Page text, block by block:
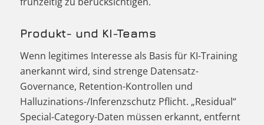
Produkt- und KI-Teams
Wenn legitimes Interesse als Basis für KI-Training
anerkannt wird, sind strenge Datensatz-
Governance, Retention-Kontrollen und
Halluzinations-/Inferenzschutz Pflicht. „Residual“
Special-Category-Daten müssen erkannt, entfernt